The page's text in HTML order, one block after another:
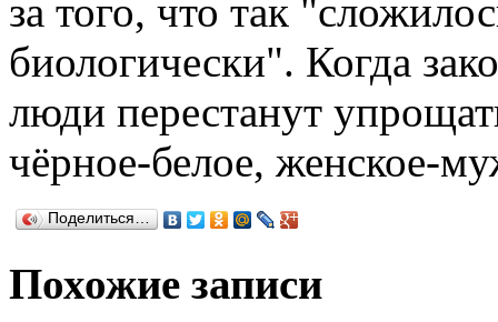
за того, что так
биологически". Когда
люди перестанут
чёрное-белое, женское-
Поделиться…
Похожие записи